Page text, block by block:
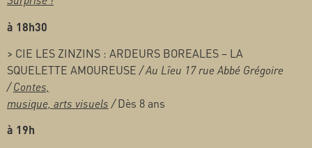
à 18h30
> CIE LES ZINZINS : ARDEURS BOREALES – LA
SQUELETTE AMOUREUSE / Au Lîeu 17 rue Abbé Grégoire
/Contes,
musique, arts visuels /Dès 8 ans
à 19h